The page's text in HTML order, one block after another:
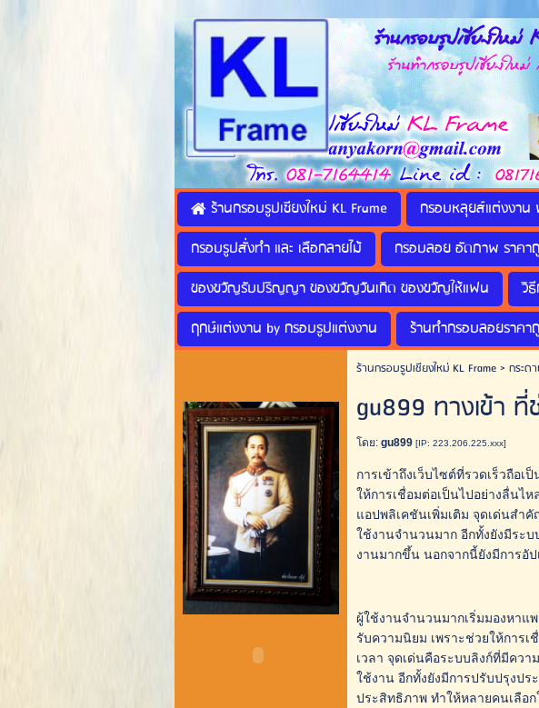
ร้านกรอบรูปเชียงให
ร้านทำกรอบรูปเชียงใหม่
ร้านกรอบรูปเชียงใหม่ KL Frame กรอบหลุยส์แต่งงาน
กรอบรูปสั่งทำ และ เลือกลายไม้
กรอบลอย อัดภาพ ราคา
ของขวัญรับปริญญา ของขวัญวันเกิด ของขวัญให้แฟน
วิ
ฤกษ์แต่งงาน by กรอบรูปแต่งงาน
ร้านทำกรอบลอยราคา
ร้านกรอบรูปเชียงใหม่ KL Frame> กระด
gu899 ทางเข้า ที่
โดย:gu899 [IP: 223.206.225.xxx]
การเข้าถึงเว็บไซต์ที่รวดเร็วถือ
ให้การเชื่อมต่อเป็นไปอย่างลื่นไ
แอปพลิเคชันเพิ่มเติม จุดเด่นสำ
ใช้งานจำนวนมาก อีกทั้งยังมีระ
งานมากขึ้น นอกจากนี้ยังมีการอั
ผู้ใช้งานจำนวนมากเริ่มมองหาแ
รับความนิยม เพราะช่วยให้การ
เวลา จุดเด่นคือระบบลิงก์ที่มีควา
ใช้งาน อีกทั้งยังมีการปรับปรุงปร
ประสิทธิภาพ ทำให้หลายคนเลือ